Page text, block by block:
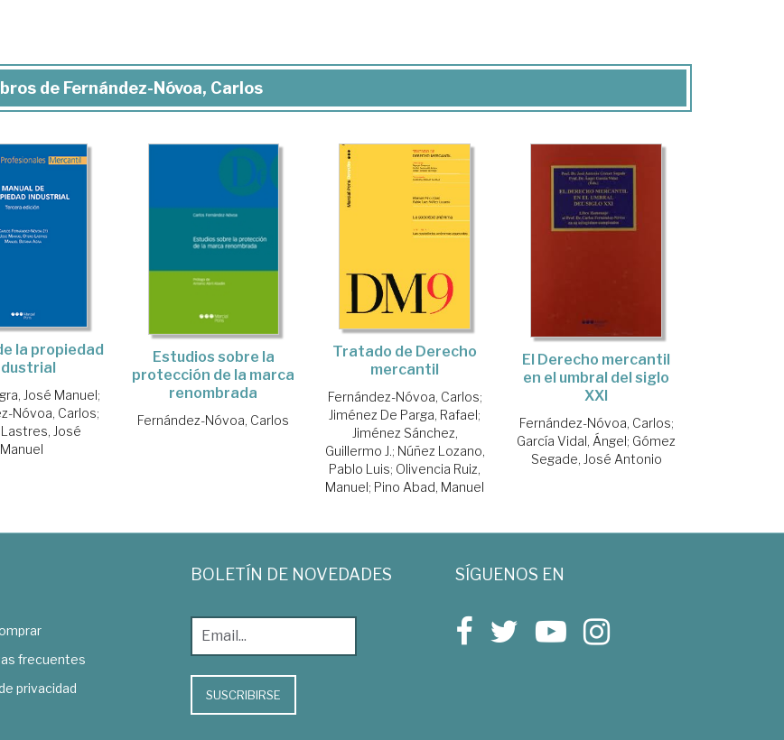
de Fernández-Nóvoa, Carlos
la propiedad
José Manuel;
Nóvoa, Carlos;
José
Manuel
Estudios sobre la
protección de la marca
renombrada
Fernández-Nóvoa, Carlos
Tratado de Derecho
mercantil
Fernández-Nóvoa, Carlos;
Jiménez De Parga, Rafael;
Jiménez Sánchez,
Guillermo J.; Núñez Lozano,
Pablo Luis; Olivencia Ruiz,
Manuel; Pino Abad, Manuel
El Derecho mercantil
en el umbral del siglo
XXI
Fernández-Nóvoa, Carlos;
García Vidal, Ángel; Gómez
Segade, José Antonio
frecuentes
privacidad
BOLETÍN DE NOVEDADES
SUSCRIBIRSE
SÍGUENOS EN